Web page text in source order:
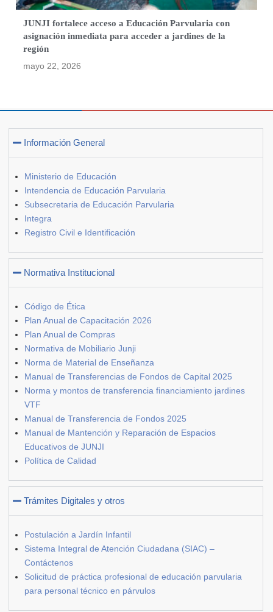
JUNJI fortalece acceso a Educación Parvularia con
asignación inmediata para acceder a jardines de la
región
mayo 22, 2026
Información General
Ministerio de Educación
Intendencia de Educación Parvularia
Subsecretaria de Educación Parvularia
Integra
Registro Civil e Identificación
Normativa Institucional
Código de Ética
Plan Anual de Capacitación 2026
Plan Anual de Compras
Normativa de Mobiliario Junji
Norma de Material de Enseñanza
Manual de Transferencias de Fondos de Capital 2025
Norma y montos de transferencia financiamiento jardines
VTF
Manual de Transferencia de Fondos 2025
Manual de Mantención y Reparación de Espacios
Educativos de JUNJI
Política de Calidad
Trámites Digitales y otros
Postulación a Jardín Infantil
Sistema Integral de Atención Ciudadana (SIAC) –
Contáctenos
Solicitud de práctica profesional de educación parvularia
para personal técnico en párvulos